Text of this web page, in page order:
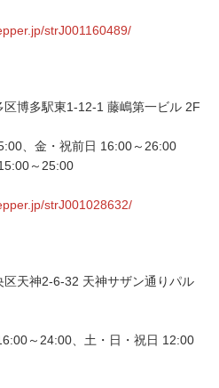
strJ001160489/
博多駅東1-12-1 藤嶋第一ビル 2F
、金・祝前日 16:00～26:00
～25:00
strJ001028632/
天神2-6-32 天神サザン通りパル
～24:00、土・日・祝日 12:00